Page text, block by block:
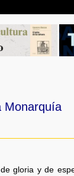
Monarquía
gloria y de